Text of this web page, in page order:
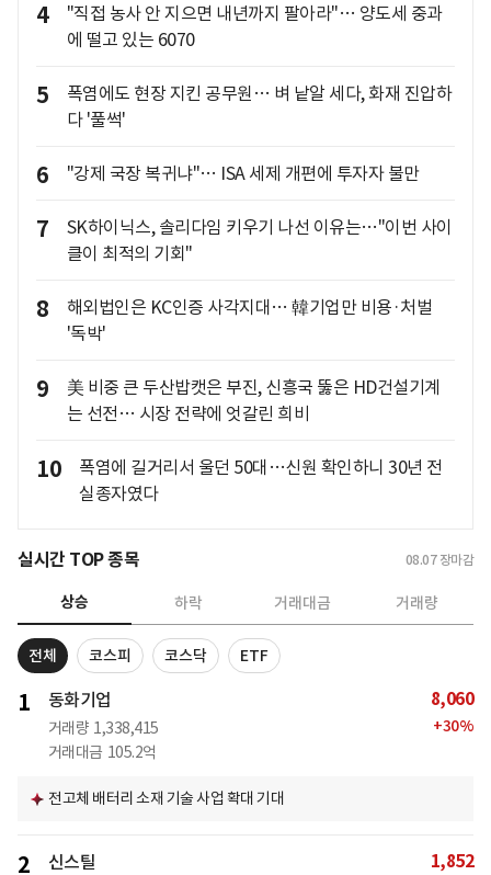
4
"직접 농사 안 지으면 내년까지 팔아라"… 양도세 중과
에 떨고 있는 6070
5
폭염에도 현장 지킨 공무원… 벼 낱알 세다, 화재 진압하
다 '풀썩'
6 "강제 국장 복귀냐"… ISA 세제 개편에 투자자 불만
7
SK하이닉스, 솔리다임 키우기 나선 이유는…"이번 사이
클이 최적의 기회"
8
해외법인은 KC인증 사각지대… 韓기업만 비용·처벌
'독박'
9
美 비중 큰 두산밥캣은 부진, 신흥국 뚫은 HD건설기계
는 선전… 시장 전략에 엇갈린 희비
10
폭염에 길거리서 울던 50대…신원 확인하니 30년 전
실종자였다
실시간 TOP 종목 08.07 장마감
상승 하락 거래대금 거래량
전체 코스피 코스닥 ETF
1 동화기업
거래량 1,338,415
거래대금 105.2억
8,060
+30%
전고체 배터리 소재 기술 사업 확대 기대
2 신스틸 1,852